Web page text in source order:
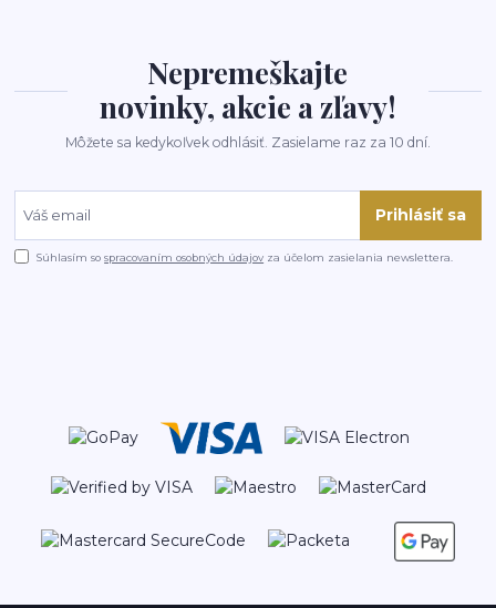
Nepremeškajte
novinky, akcie a zľavy!
Môžete sa kedykoľvek odhlásiť. Zasielame raz za 10 dní.
Prihlásiť sa
Súhlasím sospracovaním osobných údajov za účelom zasielania newslettera.